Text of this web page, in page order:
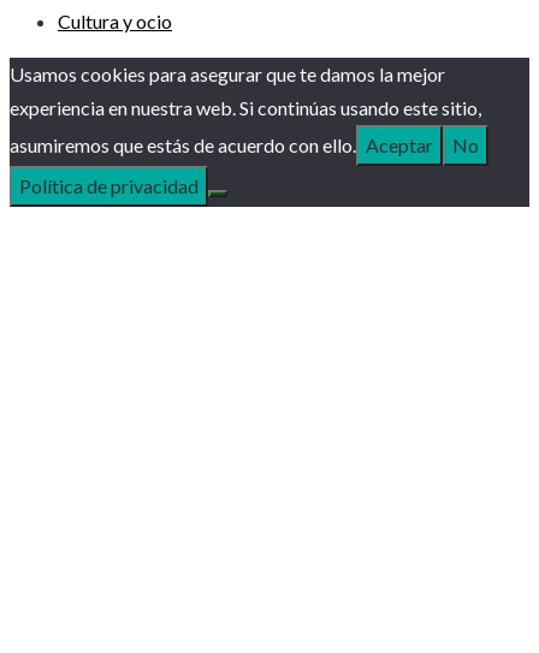
Cultura y ocio
Usamos cookies para asegurar que te damos la mejor
experiencia en nuestra web. Si continúas usando este sitio,
asumiremos que estás de acuerdo con ello. Aceptar
No
Política de privacidad